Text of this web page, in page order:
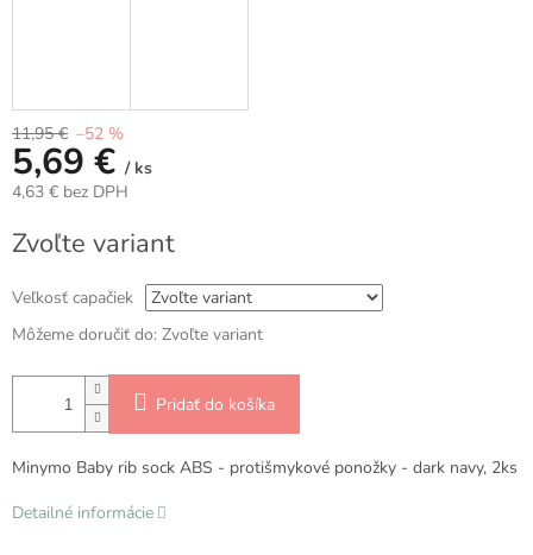
11,95 € –52 %
5,69 € / ks
4,63 € bez DPH
cena:
Zvoľte variant
Veľkosť capačiek
Môžeme doručiť do: Zvoľte variant
Pridať do košíka
Minymo Baby rib sock ABS - protišmykové ponožky - dark navy, 2ks
Detailné informácie